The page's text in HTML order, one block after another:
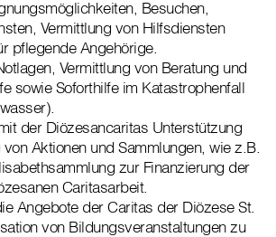
Besuchen,
Vermittlung von Hilfsdiensten
pflegende Angehörige.
Vermittlung von Beratung und
sowie Soforthilfe im Katastrophenfall
der Diözesancaritas Unterstützung
Aktionen und Sammlungen, wie z.B.
zur Finanzierung der
Caritasarbeit.
Angebote der Caritas der Diözese St.
von Bildungsveranstaltungen zu